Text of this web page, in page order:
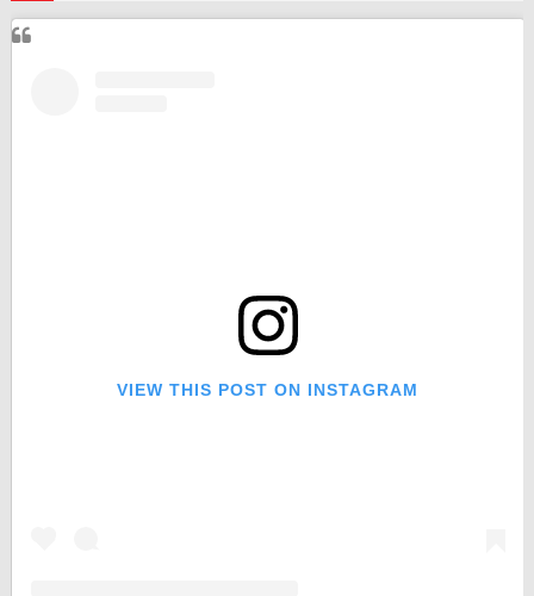
VIEW THIS POST ON INSTAGRAM